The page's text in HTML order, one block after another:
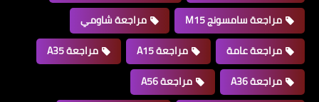
مراجعة سامسونج M15
مراجعة شاومي
مراجعة عامة
مراجعة A15
مراجعة A35
مراجعة A36
مراجعة A56